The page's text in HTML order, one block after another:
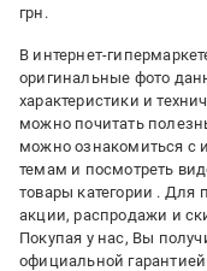
грн.
В интернет-
оригинальные фото
характеристики и
можно почитать
можно ознакомиться с
темам и посмотреть
товары категории . Для
акции, распродажи и
Покупая у нас, Вы
официальной